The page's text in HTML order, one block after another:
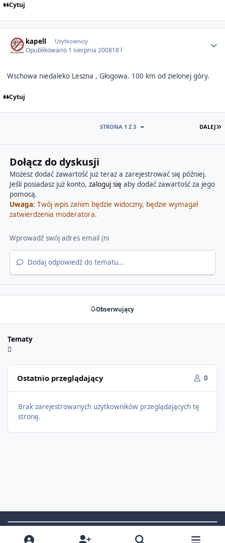
Cytuj
kapell Użytkownicy
Opublikowano 1 sierpnia 200818 l
Wschowa niedaleko Leszna , Głogowa. 100 km od zielonej góry.
Cytuj
DALEJ
STRONA 1 Z 3
Dołącz do dyskusji
Możesz dodać zawartość już teraz a zarejestrować się później.
Jeśli posiadasz już konto, zaloguj się aby dodać zawartość za jego
pomocą.
Uwaga: Twój wpis zanim będzie widoczny, będzie wymagał
zatwierdzenia moderatora.
Dodaj odpowiedź do tematu...
Obserwujący
Tematy
Ostatnio przeglądający 0
Brak zarejestrowanych użytkowników przeglądających tę
stronę.
Light ModeDark ModeSystem Preference